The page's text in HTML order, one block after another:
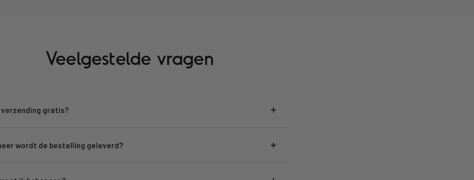
Veelgestelde vragen
verzending gratis?
wordt de bestelling geleverd?